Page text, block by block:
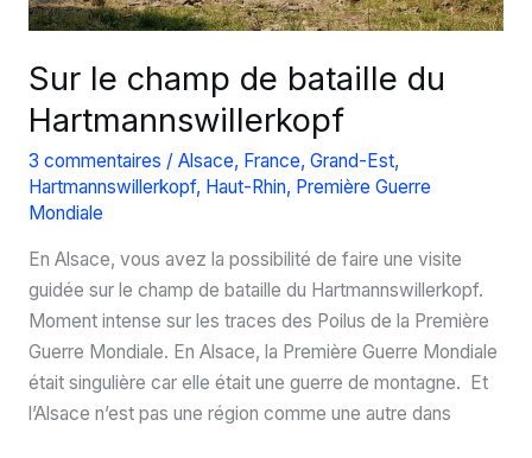
Sur le champ de bataille du
Hartmannswillerkopf
3 commentaires / Alsace, France, Grand-Est,
Hartmannswillerkopf, Haut-Rhin, Première Guerre
Mondiale
En Alsace, vous avez la possibilité de faire une visite
guidée sur le champ de bataille du Hartmannswillerkopf.
Moment intense sur les traces des Poilus de la Première
Guerre Mondiale. En Alsace, la Première Guerre Mondiale
était singulière car elle était une guerre de montagne. Et
l’Alsace n’est pas une région comme une autre dans